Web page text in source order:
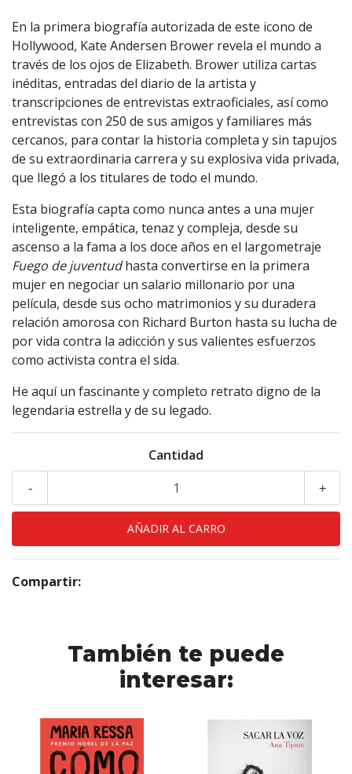
En la primera biografía autorizada de este icono de
Hollywood, Kate Andersen Brower revela el mundo a
través de los ojos de Elizabeth. Brower utiliza cartas
inéditas, entradas del diario de la artista y
transcripciones de entrevistas extraoficiales, así como
entrevistas con 250 de sus amigos y familiares más
cercanos, para contar la historia completa y sin tapujos
de su extraordinaria carrera y su explosiva vida privada,
que llegó a los titulares de todo el mundo.
Esta biografía capta como nunca antes a una mujer
inteligente, empática, tenaz y compleja, desde su
ascenso a la fama a los doce años en el largometraje
Fuego de juventudhasta convertirse en la primera
mujer en negociar un salario millonario por una
película, desde sus ocho matrimonios y su duradera
relación amorosa con Richard Burton hasta su lucha de
por vida contra la adicción y sus valientes esfuerzos
como activista contra el sida.
He aquí un fascinante y completo retrato digno de la
legendaria estrella y de su legado.
Cantidad
+
-
Compartir:
También te puede
interesar: